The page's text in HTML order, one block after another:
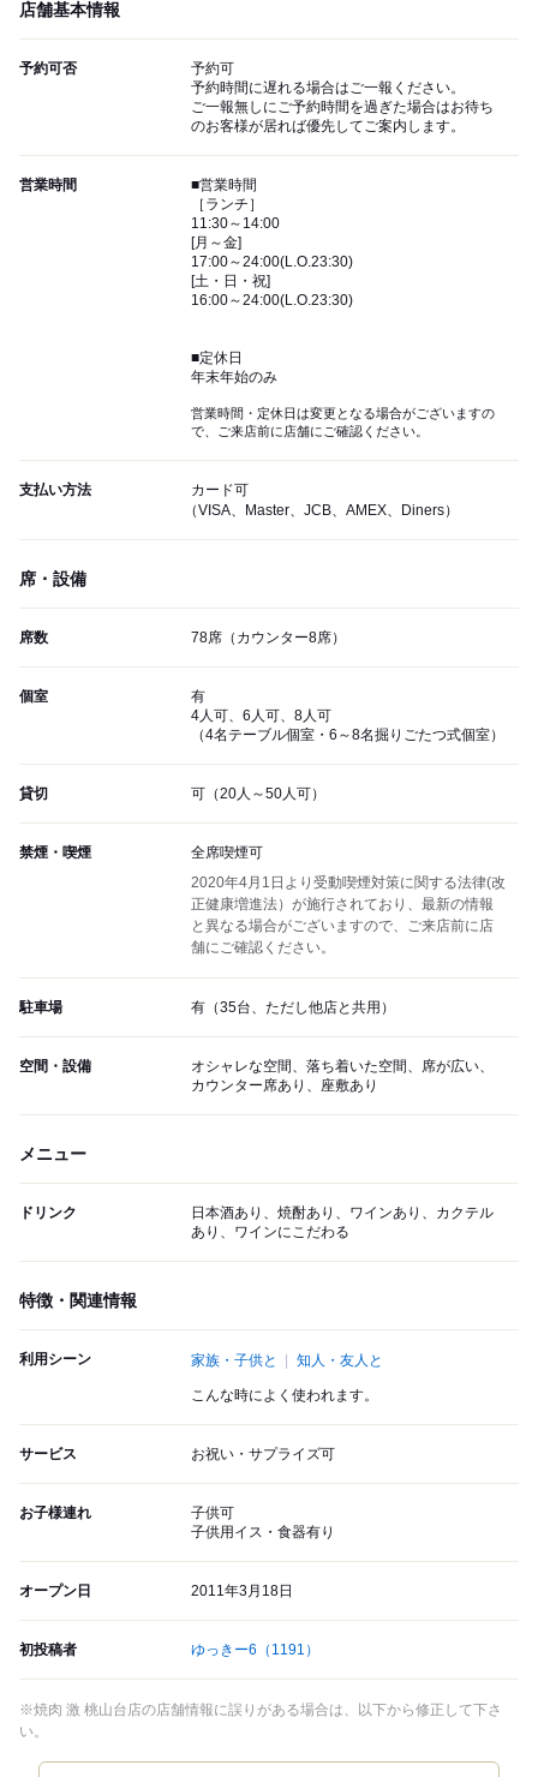
店舗基本情報
予約可否
予約可
予約時間に遅れる場合はご一報ください。
ご一報無しにご予約時間を過ぎた場合はお待ち
のお客様が居れば優先してご案内します。
営業時間
■営業時間
［ランチ］
11:30～14:00
[月～金]
17:00～24:00(L.O.23:30)
[土・日・祝]
16:00～24:00(L.O.23:30)
■定休日
年末年始のみ
営業時間・定休日は変更となる場合がございますの
で、ご来店前に店舗にご確認ください。
支払い方法
カード可
（VISA、Master、JCB、AMEX、Diners）
席・設備
席数 78席（カウンター8席）
個室
有
4人可、6人可、8人可
（4名テーブル個室・6～8名掘りごたつ式個室）
貸切 可（20人～50人可）
禁煙・喫煙
全席喫煙可
2020年4月1日より受動喫煙対策に関する法律(改
正健康増進法）が施行されており、最新の情報
と異なる場合がございますので、ご来店前に店
舗にご確認ください。
駐車場 有（35台、ただし他店と共用）
空間・設備
オシャレな空間、落ち着いた空間、席が広い、
カウンター席あり、座敷あり
メニュー
ドリンク
日本酒あり、焼酎あり、ワインあり、カクテル
あり、ワインにこだわる
特徴・関連情報
利用シーン 家族・子供と 知人・友人と
こんな時によく使われます。
サービス お祝い・サプライズ可
お子様連れ
子供可
子供用イス・食器有り
オープン日 2011年3月18日
初投稿者 ゆっきー6 （1191）
※焼肉 激 桃山台店の店舗情報に誤りがある場合は、以下から修正して下さ
い。